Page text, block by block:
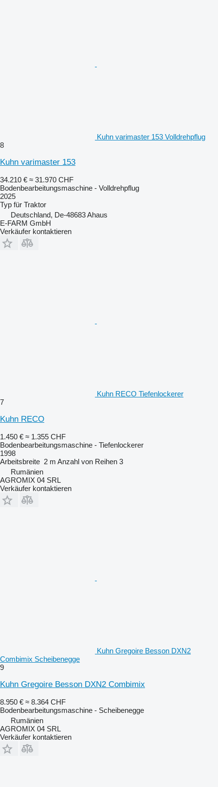
Kuhn varimaster 153 Volldrehpflug
8
Kuhn varimaster 153
34.210 € ≈ 31.970 CHF
Bodenbearbeitungsmaschine - Volldrehpflug
2025
Typ für Traktor
Deutschland, De-48683 Ahaus
E-FARM GmbH
Verkäufer kontaktieren
Kuhn RECO Tiefenlockerer
7
Kuhn RECO
1.450 € ≈ 1.355 CHF
Bodenbearbeitungsmaschine - Tiefenlockerer
1998
Arbeitsbreite 2 m Anzahl von Reihen 3
Rumänien
AGROMIX 04 SRL
Verkäufer kontaktieren
Kuhn Gregoire Besson DXN2
Combimix Scheibenegge
9
Kuhn Gregoire Besson DXN2 Combimix
8.950 € ≈ 8.364 CHF
Bodenbearbeitungsmaschine - Scheibenegge
Rumänien
AGROMIX 04 SRL
Verkäufer kontaktieren